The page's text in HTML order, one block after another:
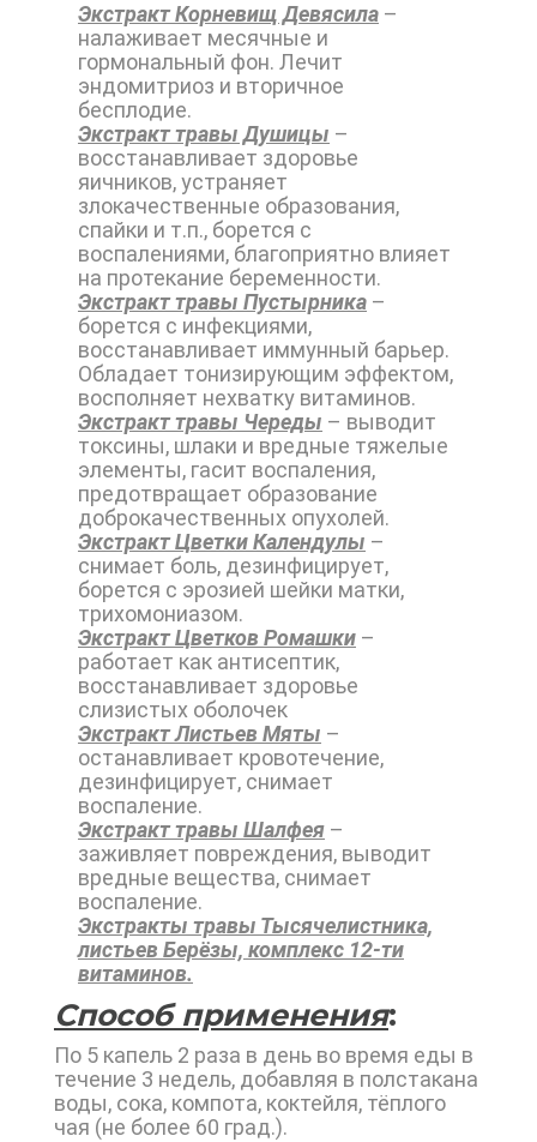
Экстракт Корневищ Девясила –
налаживает месячные и
гормональный фон. Лечит
эндомитриоз и вторичное
бесплодие.
Экстракт травы Душицы –
восстанавливает здоровье
яичников, устраняет
злокачественные образования,
спайки и т.п., борется с
воспалениями, благоприятно влияет
на протекание беременности.
Экстракт травы Пустырника –
борется с инфекциями,
восстанавливает иммунный барьер.
Обладает тонизирующим эффектом,
восполняет нехватку витаминов.
Экстракт травы Череды – выводит
токсины, шлаки и вредные тяжелые
элементы, гасит воспаления,
предотвращает образование
доброкачественных опухолей.
Экстракт Цветки Календулы –
снимает боль, дезинфицирует,
борется с эрозией шейки матки,
трихомониазом.
Экстракт Цветков Ромашки –
работает как антисептик,
восстанавливает здоровье
слизистых оболочек
Экстракт Листьев Мяты –
останавливает кровотечение,
дезинфицирует, снимает
воспаление.
Экстракт травы Шалфея –
заживляет повреждения, выводит
вредные вещества, снимает
воспаление.
Экстракты травы Тысячелистника,
листьев Берёзы, комплекс 12-ти
витаминов.
Способ применения:
По 5 капель 2 раза в день во время еды в
течение 3 недель, добавляя в полстакана
воды, сока, компота, коктейля, тёплого
чая (не более 60 град.).